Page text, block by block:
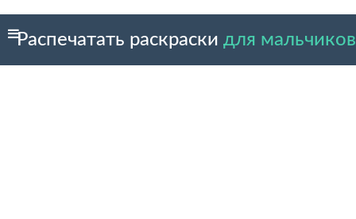
Распечатать раскраски для мальчиков